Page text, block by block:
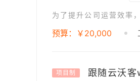
预算：￥20,000
项目制 跟随云沃